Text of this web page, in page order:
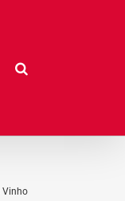
Vinho